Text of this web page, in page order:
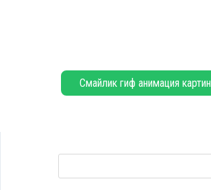
Смайлик гиф анимация